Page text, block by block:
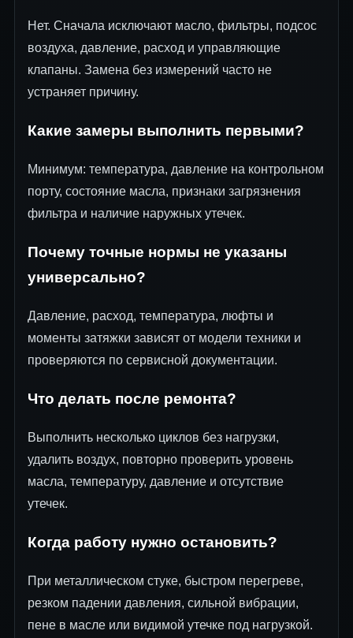
Нет. Сначала исключают масло, фильтры, подсос
воздуха, давление, расход и управляющие
клапаны. Замена без измерений часто не
устраняет причину.
Какие замеры выполнить первыми?
Минимум: температура, давление на контрольном
порту, состояние масла, признаки загрязнения
фильтра и наличие наружных утечек.
Почему точные нормы не указаны
универсально?
Давление, расход, температура, люфты и
моменты затяжки зависят от модели техники и
проверяются по сервисной документации.
Что делать после ремонта?
Выполнить несколько циклов без нагрузки,
удалить воздух, повторно проверить уровень
масла, температуру, давление и отсутствие
утечек.
Когда работу нужно остановить?
При металлическом стуке, быстром перегреве,
резком падении давления, сильной вибрации,
пене в масле или видимой утечке под нагрузкой.